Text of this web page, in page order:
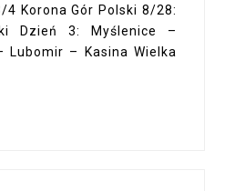
4 Korona Gór Polski 8/28:
Dzień 3: Myślenice –
Lubomir – Kasina Wielka